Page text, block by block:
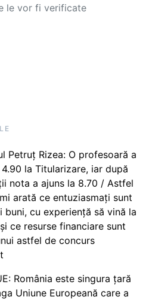
le vor fi verificate
Petruț Rizea: O profesoară a
la Titularizare, iar după
nota a ajuns la 8.70 / Astfel
arată ce entuziasmați sunt
buni, cu experiență să vină la
ce resurse financiare sunt
astfel de concurs
România este singura țară
Uniune Europeană care a